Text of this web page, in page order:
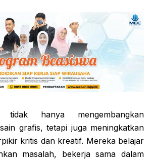
tidak hanya mengembangkan
grafis, tetapi juga meningkatkan
kritis dan kreatif. Mereka belajar
masalah, bekerja sama dalam